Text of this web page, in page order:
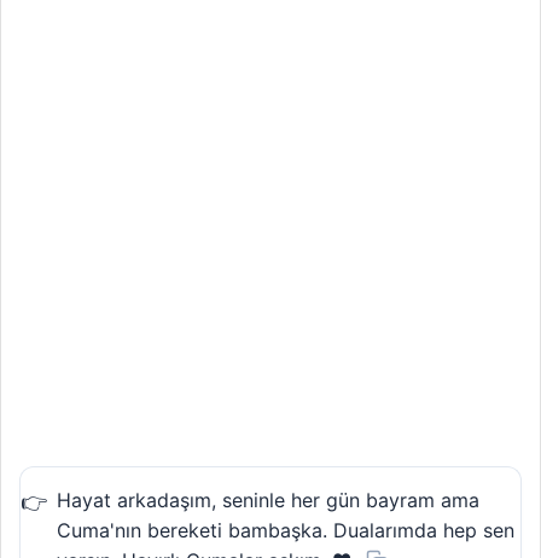
Hayat arkadaşım, seninle her gün bayram ama
Cuma'nın bereketi bambaşka. Dualarımda hep sen